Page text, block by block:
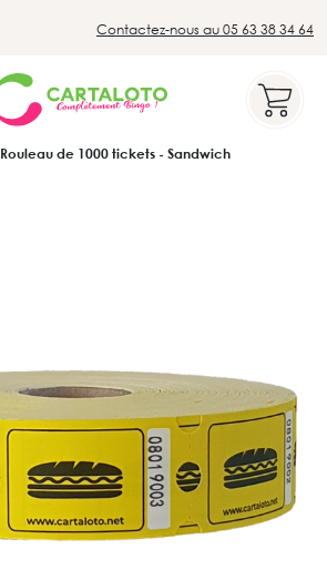
Contactez-nous au 05 63 38 34 64
Rouleau de 1000 tickets - Sandwich